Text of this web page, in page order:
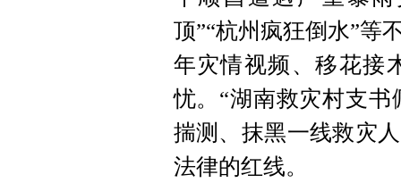
顶”“杭州疯狂倒水”等
年灾情视频、移花接
忧。“湖南救灾村支书
揣测、抹黑一线救灾
法律的红线。